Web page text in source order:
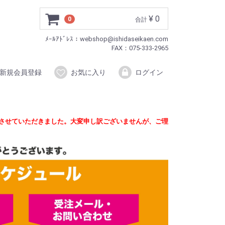
0 合計 ¥ 0
ﾒｰﾙｱﾄﾞﾚｽ：webshop@ishidaseikaen.com
FAX：075-333-2965
新規会員登録 お気に入り ログイン
ていただきました。大変申し訳ございませんが、ご理